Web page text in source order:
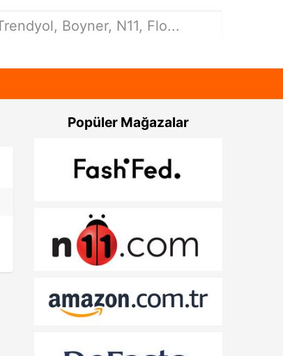
Popüler Mağazalar